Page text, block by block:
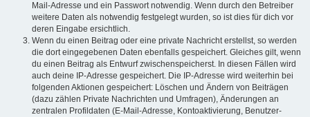
Mail-Adresse und ein Passwort notwendig. Wenn durch den Betreiber
weitere Daten als notwendig festgelegt wurden, so ist dies für dich vor
deren Eingabe ersichtlich.
Wenn du einen Beitrag oder eine private Nachricht erstellst, so werden
die dort eingegebenen Daten ebenfalls gespeichert. Gleiches gilt, wenn
du einen Beitrag als Entwurf zwischenspeicherst. In diesen Fällen wird
auch deine IP-Adresse gespeichert. Die IP-Adresse wird weiterhin bei
folgenden Aktionen gespeichert: Löschen und Ändern von Beiträgen
(dazu zählen Private Nachrichten und Umfragen), Änderungen an
zentralen Profildaten (E-Mail-Adresse, Kontoaktivierung, Benutzer-